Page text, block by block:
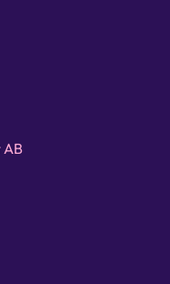
AB